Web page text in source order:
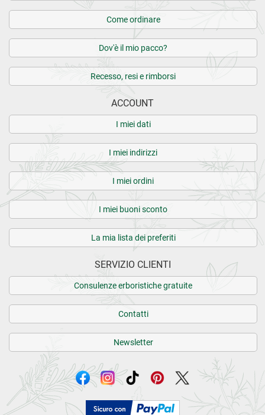
Come ordinare
Dov'è il mio pacco?
Recesso, resi e rimborsi
ACCOUNT
I miei dati
I miei indirizzi
I miei ordini
I miei buoni sconto
La mia lista dei preferiti
SERVIZIO CLIENTI
Consulenze erboristiche gratuite
Contatti
Newsletter